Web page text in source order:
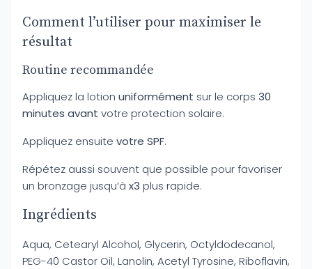
Comment l’utiliser pour maximiser le
résultat
Routine recommandée
Appliquez la lotion uniformément sur le corps 30
minutes avant votre protection solaire.
Appliquez ensuite votre SPF.
Répétez aussi souvent que possible pour favoriser
un bronzage jusqu’à x3 plus rapide.
Ingrédients
Aqua, Cetearyl Alcohol, Glycerin, Octyldodecanol,
PEG-40 Castor Oil, Lanolin, Acetyl Tyrosine, Riboflavin,